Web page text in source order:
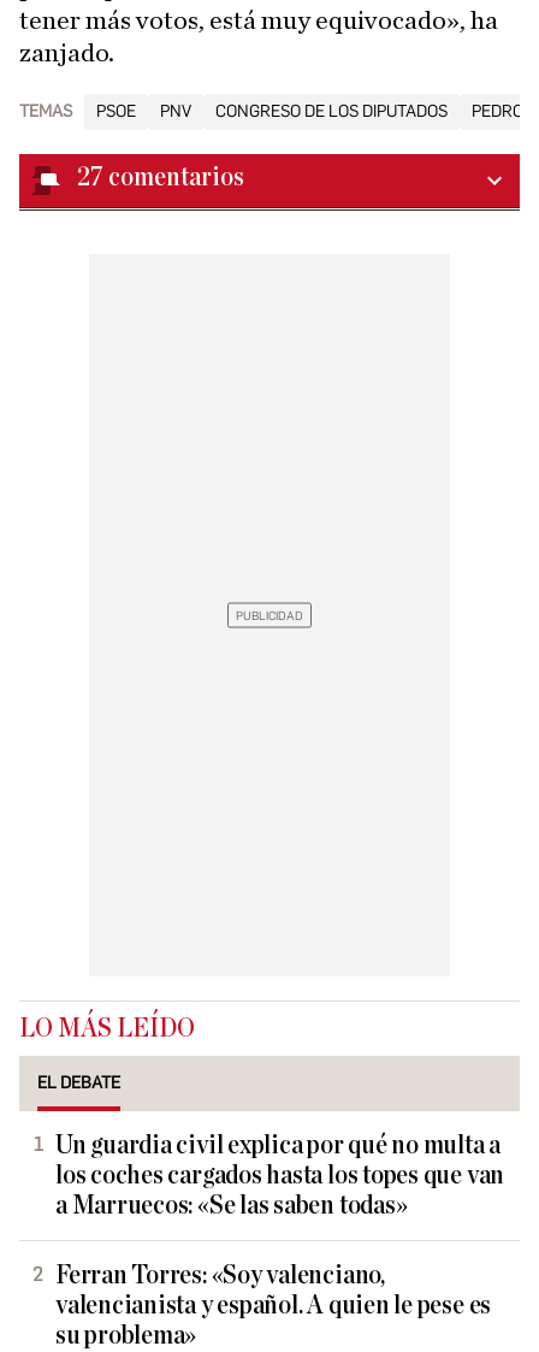
tener más votos, está muy equivocado», ha
zanjado.
TEMAS PSOE PNV CONGRESO DE LOS DIPUTADOS PEDRO
27 comentarios
LO MÁS LEÍDO
EL DEBATE
Un guardia civil explica por qué no multa a
los coches cargados hasta los topes que van
a Marruecos: «Se las saben todas»
Ferran Torres: «Soy valenciano,
valencianista y español. A quien le pese es
su problema»